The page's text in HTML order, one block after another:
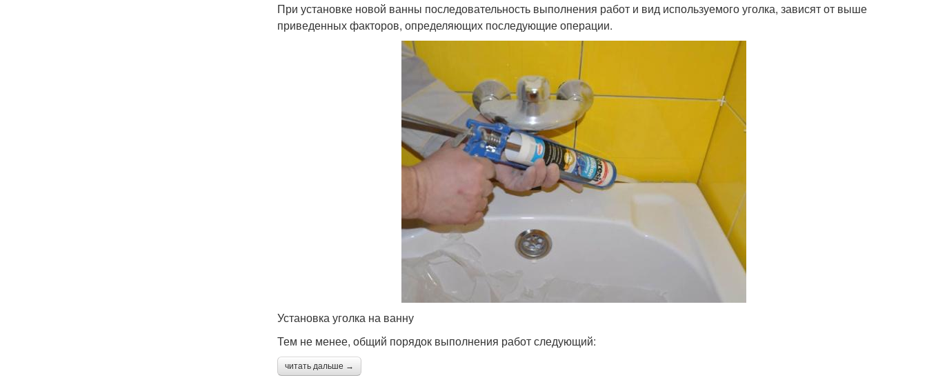
При установке новой ванны последовательность выполнения работ и вид используемого уголка, зависят от выше
приведенных факторов, определяющих последующие операции.
Установка уголка на ванну
Тем не менее, общий порядок выполнения работ следующий:
читать дальше →